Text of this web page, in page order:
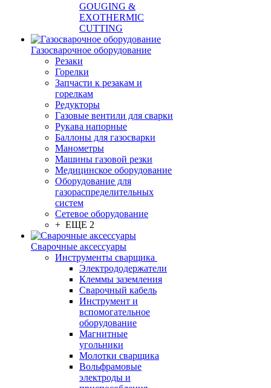
GOUGING &
EXOTHERMIC
CUTTING
Газосварочное оборудование
Резаки
Горелки
Запчасти к резакам и
горелкам
Редукторы
Газовые вентили для сварки
Рукава напорные
Баллоны для газосварки
Манометры
Машины газовой резки
Медицинское оборудование
Оборудование для
газораспределительных
систем
Сетевое оборудование
+ ЕЩЕ 2
Сварочные аксессуары
Инструменты сварщика
Электрододержатели
Клеммы заземления
Сварочный кабель
Инструмент и
вспомогательное
оборудование
Магнитные
угольники
Молотки сварщика
Вольфрамовые
электроды и